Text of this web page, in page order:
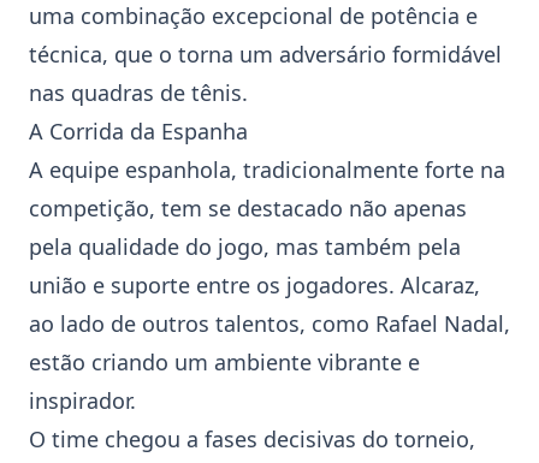
uma combinação excepcional de potência e
técnica, que o torna um adversário formidável
nas quadras de tênis.
A Corrida da Espanha
A equipe espanhola, tradicionalmente forte na
competição, tem se destacado não apenas
pela qualidade do jogo, mas também pela
união e suporte entre os jogadores. Alcaraz,
ao lado de outros talentos, como Rafael Nadal,
estão criando um ambiente vibrante e
inspirador.
O time chegou a fases decisivas do torneio,